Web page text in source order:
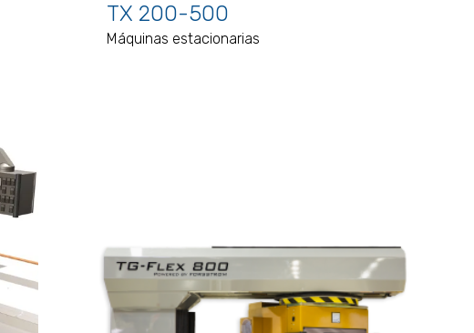
TX 200-500
Máquinas estacionarias